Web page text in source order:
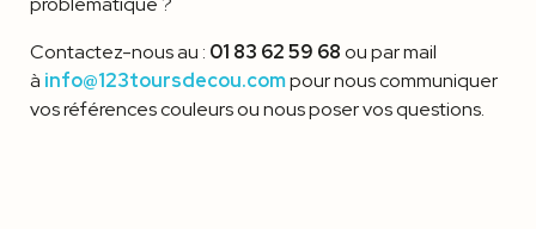
Contactez-nous au : 01 83 62 59 68ou par mail
à info@123toursdecou.compour nous communiquer
vos références couleurs ou nous poser vos questions.